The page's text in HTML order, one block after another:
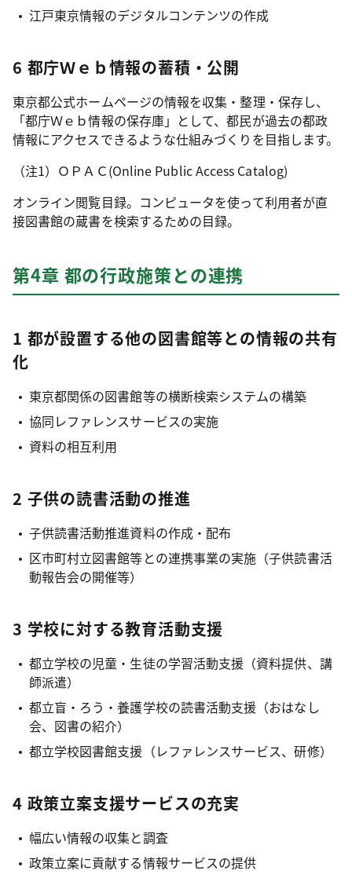
江戸東京情報のデジタルコンテンツの作成
6 都庁Ｗｅｂ情報の蓄積・公開
東京都公式ホームページの情報を収集・整理・保存し、
「都庁Ｗｅｂ情報の保存庫」として、都民が過去の都政
情報にアクセスできるような仕組みづくりを目指します。
（注1）ＯＰＡＣ(Online Public Access Catalog)
オンライン閲覧目録。コンピュータを使って利用者が直
接図書館の蔵書を検索するための目録。
第4章 都の行政施策との連携
1 都が設置する他の図書館等との情報の共有
化
東京都関係の図書館等の横断検索システムの構築
協同レファレンスサービスの実施
資料の相互利用
2 子供の読書活動の推進
子供読書活動推進資料の作成・配布
区市町村立図書館等との連携事業の実施（子供読書活
動報告会の開催等）
3 学校に対する教育活動支援
都立学校の児童・生徒の学習活動支援（資料提供、講
師派遣）
都立盲・ろう・養護学校の読書活動支援（おはなし
会、図書の紹介）
都立学校図書館支援（レファレンスサービス、研修）
4 政策立案支援サービスの充実
幅広い情報の収集と調査
政策立案に貢献する情報サービスの提供